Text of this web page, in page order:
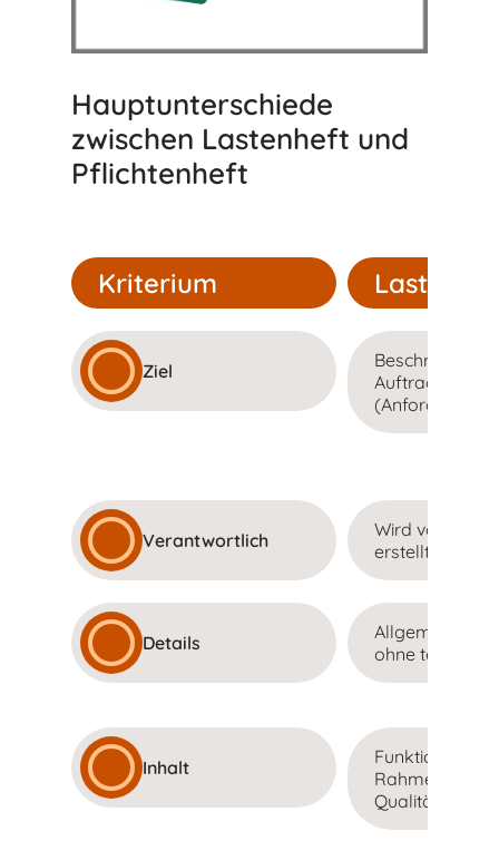
Hauptunterschiede
zwischen Lastenheft und
Pflichtenheft
Kriterium
Ziel
Beschreibt,
Auftraggeber
Verantwortlich
Wird vom
erstellt.
Details
Allgemein
ohne
Inhalt